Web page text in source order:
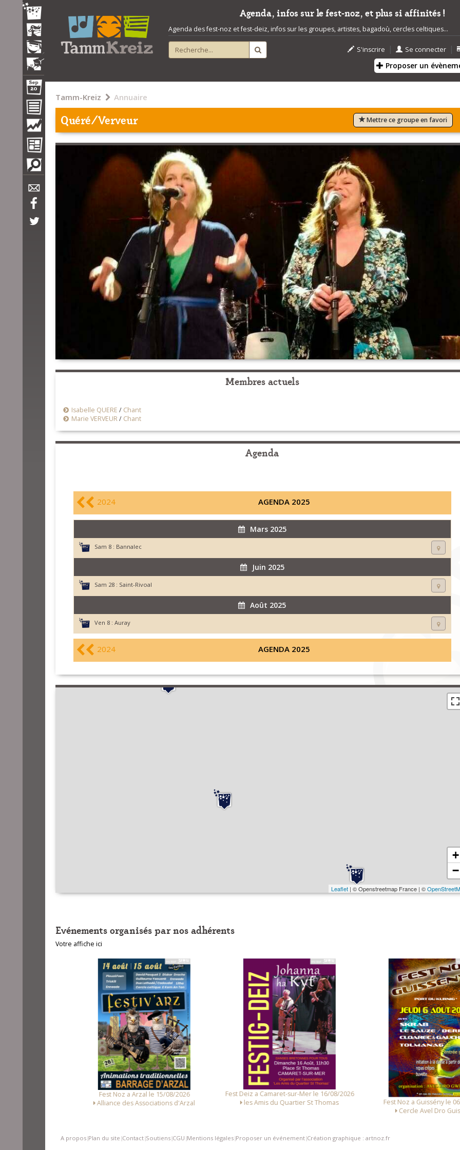
Agenda, infos sur le fest-noz, et plus si affinités !
Agenda des fest-noz et fest-deiz, infos sur les groupes, artistes, bagadoù, cercles celtiques...
S'inscrire | Se connecter |
Proposer un
Tamm-Kreiz Annuaire
Quéré/Verveur Mettre ce groupe en favori
Membres actuels
Isabelle QUERE / Chant
Marie VERVEUR/ Chant
Agenda
2024 AGENDA 2025
Mars 2025
Sam 8 : Bannalec
Juin 2025
Sam 28 : Saint-Rivoal
Août 2025
Ven 8 : Auray
2024 AGENDA 2025
+
−
Leaflet| © Openstreetmap France | ©
Evénements organisés par nos adhérents
Votre affiche ici
Fest Noz a Arzal le 15/08/2026
Alliance des Associations d'Arzal
Fest Deiz a Camaret-sur-Mer le 16/08/2026
les Amis du Quartier St Thomas
Fest Noz a Guissény le 06/
Cercle Avel Dro
A propos Plan du site Contact Soutiens CGU Mentions légales Proposer un événement Création graphique : artnoz.fr